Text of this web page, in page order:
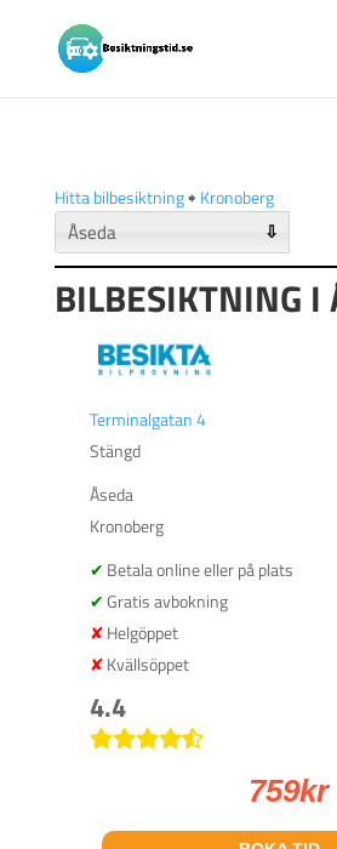
Hitta bilbesiktning🠺 Kronoberg
⇩
BILBESIKTNING I
Terminalgatan 4
Stängd
Åseda
Kronoberg
Betala online eller på plats
Gratis avbokning
Helgöppet
Kvällsöppet
4.4
759kr